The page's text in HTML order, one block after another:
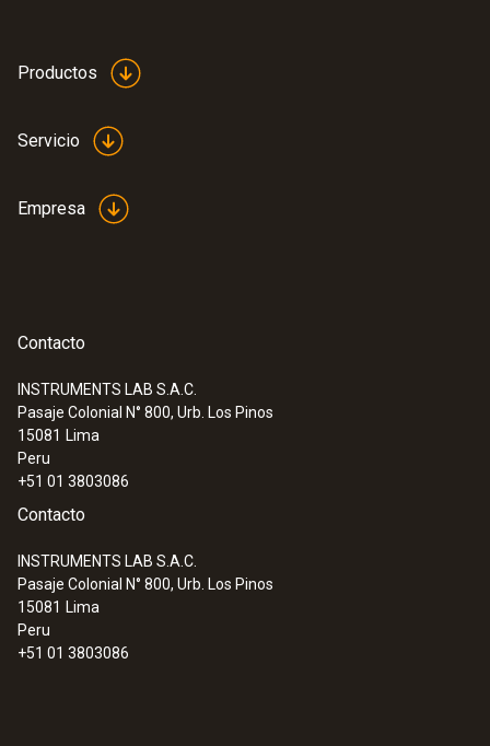
Productos
Servicio
Empresa
Contacto
INSTRUMENTS LAB S.A.C.
Pasaje Colonial N° 800, Urb. Los Pinos
15081 Lima
Peru
+51 01 3803086
Contacto
INSTRUMENTS LAB S.A.C.
Pasaje Colonial N° 800, Urb. Los Pinos
15081 Lima
Peru
+51 01 3803086